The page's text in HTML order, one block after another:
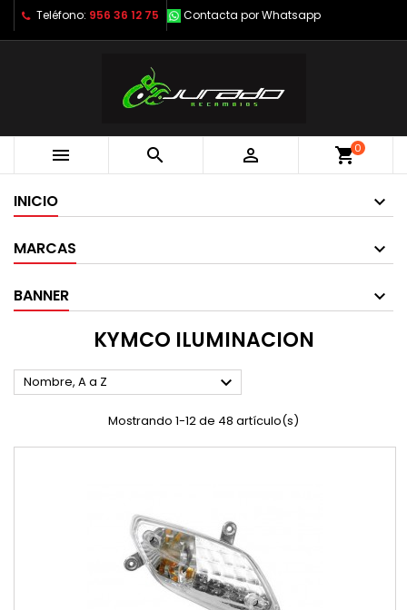
Teléfono: 956 36 12 75 Contacta por Whatsapp
   shopping_cart0
INICIO
MARCAS
BANNER
KYMCO ILUMINACION
Nombre, A a Z 
Mostrando 1-12 de 48 artículo(s)